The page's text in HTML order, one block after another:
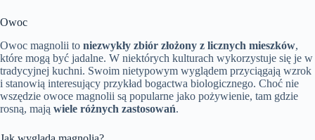
Owoc
Owoc magnolii to niezwykły zbiór złożony z licznych mieszków,
które mogą być jadalne. W niektórych kulturach wykorzystuje się je w
tradycyjnej kuchni. Swoim nietypowym wyglądem przyciągają wzrok
i stanowią interesujący przykład bogactwa biologicznego. Choć nie
wszędzie owoce magnolii są popularne jako pożywienie, tam gdzie
rosną, mają wiele różnych zastosowań.